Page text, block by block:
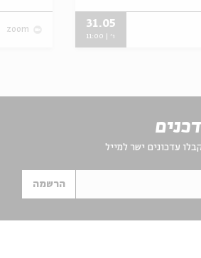
31.05
ו' | 11:00
zoom
עדכונים ישר למייל
הרשמה